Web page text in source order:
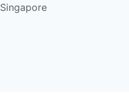
Singapore